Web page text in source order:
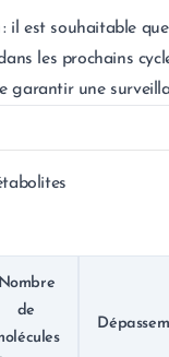
: il est souhaitable
les prochains
garantir une
Nombre
de